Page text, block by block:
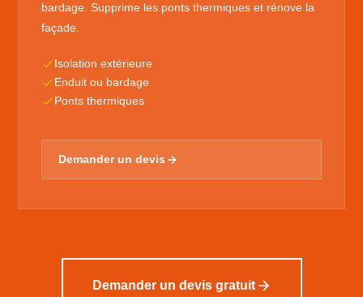
bardage. Supprime les ponts thermiques et rénove la
façade.
Isolation extérieure
Enduit ou bardage
Ponts thermiques
Demander un devis
Demander un devis gratuit